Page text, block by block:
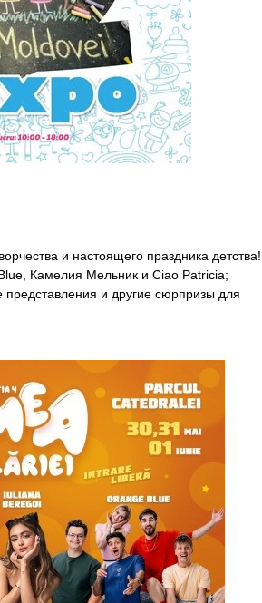
и настоящего праздника детства!
Камелия Мельник и Ciao Patricia;
представления и другие сюрпризы для